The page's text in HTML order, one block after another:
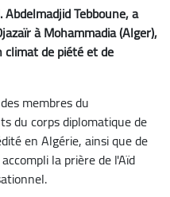
Tebboune, a
à Mohammadia (Alger),
climat de piété et de
membres du
du corps diplomatique de
en Algérie, ainsi que de
la prière de l'Aïd